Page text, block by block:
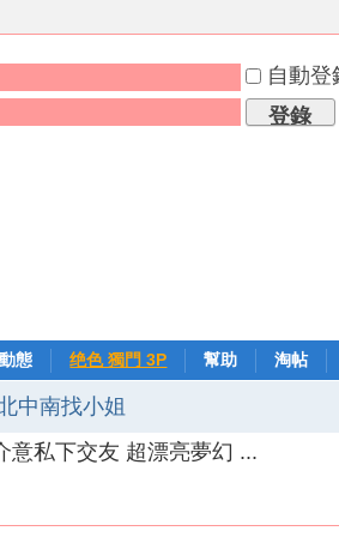
自動登
登錄
動態 绝色 獨門 3P 幫助
淘帖
中南找小姐
意私下交友 超漂亮夢幻 ...